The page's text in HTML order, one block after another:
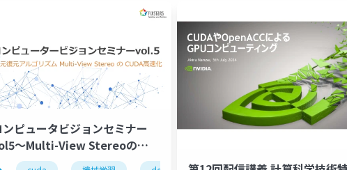
ンピュータビジョンセミナー
～Multi-View Stereoの
高速化～（2024/8/7)